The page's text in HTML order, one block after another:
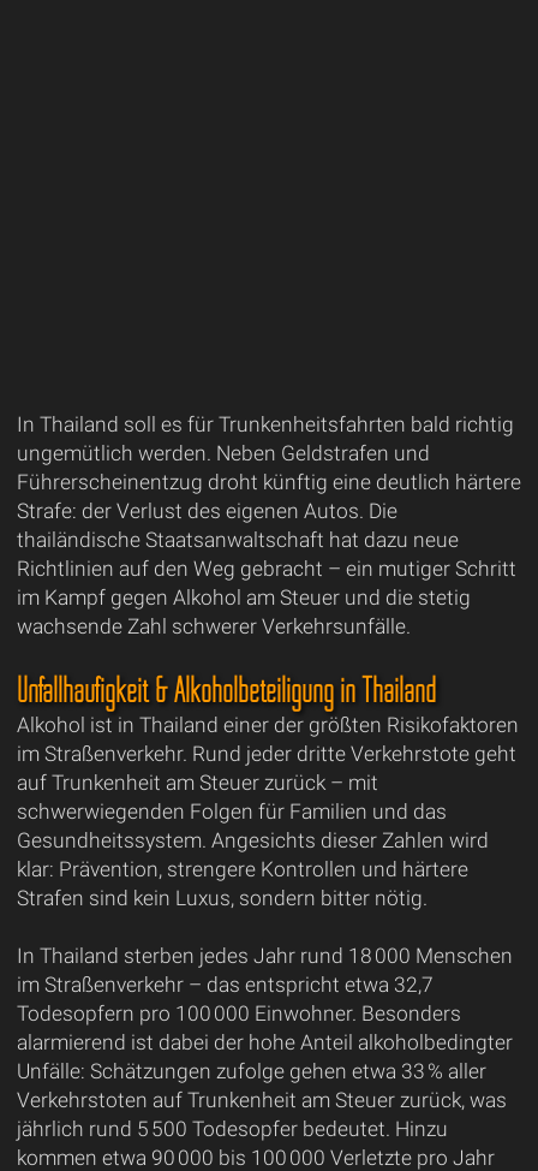
In Thailand soll es für Trunkenheitsfahrten bald richtig
ungemütlich werden. Neben Geldstrafen und
Führerscheinentzug droht künftig eine deutlich härtere
Strafe: der Verlust des eigenen Autos. Die
thailändische Staatsanwaltschaft hat dazu neue
Richtlinien auf den Weg gebracht – ein mutiger Schritt
im Kampf gegen Alkohol am Steuer und die stetig
wachsende Zahl schwerer Verkehrsunfälle.
Unfallhäufigkeit & Alkoholbeteiligung in Thailand
Alkohol ist in Thailand einer der größten Risikofaktoren
im Straßenverkehr. Rund jeder dritte Verkehrstote geht
auf Trunkenheit am Steuer zurück – mit
schwerwiegenden Folgen für Familien und das
Gesundheitssystem. Angesichts dieser Zahlen wird
klar: Prävention, strengere Kontrollen und härtere
Strafen sind kein Luxus, sondern bitter nötig.
In Thailand sterben jedes Jahr rund 18 000 Menschen
im Straßenverkehr – das entspricht etwa 32,7
Todesopfern pro 100 000 Einwohner. Besonders
alarmierend ist dabei der hohe Anteil alkoholbedingter
Unfälle: Schätzungen zufolge gehen etwa 33 % aller
Verkehrstoten auf Trunkenheit am Steuer zurück, was
jährlich rund 5 500 Todesopfer bedeutet. Hinzu
kommen etwa 90 000 bis 100 000 Verletzte pro Jahr